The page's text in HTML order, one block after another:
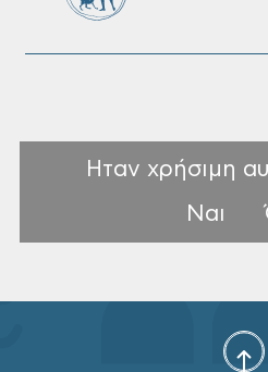
Ηταν χρήσιμη
Ναι